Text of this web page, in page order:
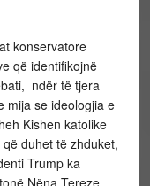
konservatore
që identifikojnë
ndër të tjera
mija se ideologjia e
Kishen katolike
duhet të zhduket,
Trump ka